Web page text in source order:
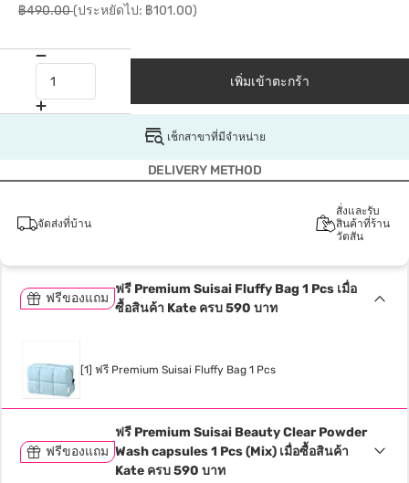
฿490.00(ประหยัดไป: ฿101.00)
เพิ่มเข้าตะกร้า
เช็กสาขาที่มีจำหน่าย
DELIVERY METHOD
จัดส่งที่บ้าน
สั่งและรับ
สินค้าที่ร้าน
วัตสัน
ฟรีของแถม
ฟรี Premium Suisai Fluffy Bag 1 Pcs เมื่อ
ซื้อสินค้า Kate ครบ 590 บาท
[1] ฟรี Premium Suisai Fluffy Bag 1 Pcs
ฟรีของแถม
ฟรี Premium Suisai Beauty Clear Powder
Wash capsules 1 Pcs (Mix) เมื่อซื้อสินค้า
Kate ครบ 590 บาท